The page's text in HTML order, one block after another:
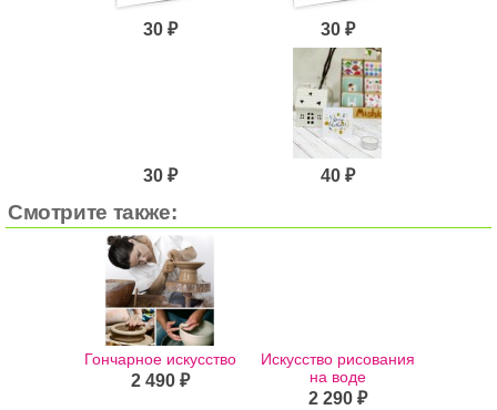
30 ₽ 30 ₽
30 ₽ 40 ₽
Смотрите также:
Гончарное искусство
2 490 ₽
Искусство рисования
на воде
2 290 ₽